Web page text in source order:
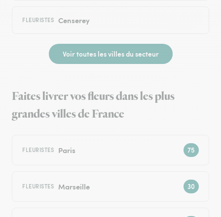
FLEURISTES Censerey
Voir toutes les villes du secteur
Faites livrer vos fleurs dans les plus
grandes villes de France
FLEURISTES Paris
FLEURISTES Marseille